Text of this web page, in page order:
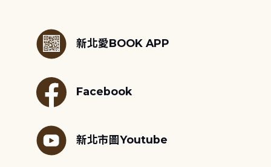
新北愛BOOK APP
Facebook
新北市圖Youtube